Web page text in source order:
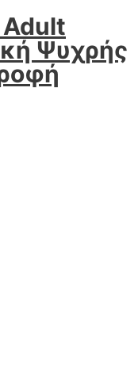
Adult
Ψυχρής